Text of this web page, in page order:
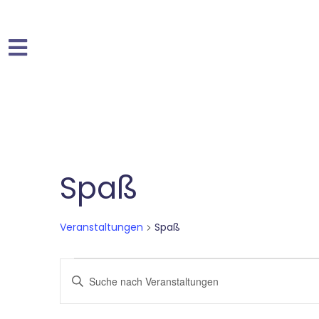
Spaß
Veranstaltungen Spaß
Veranstaltungen
Suche
Bitte
Schlüsselwort
Suche